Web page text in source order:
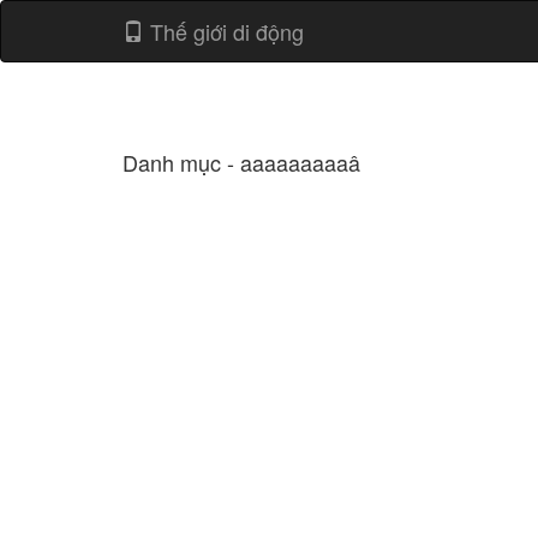
Thế giới di động
Danh mục - aaaaaaaaaâ